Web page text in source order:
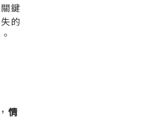
鍵
的
， 情